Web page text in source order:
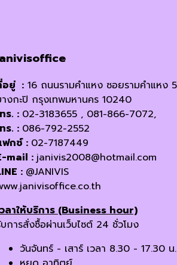
อยู่ : 16 ถนนรามคำแหง ซอยรามคำแหง
งกะปิ กรุงเทพมหานคร 10240
ร. : 02-3183655 , 081-866-7072,
ร. : 086-792-2552
กซ์ : 02-7187449
mail : janivis2008@hotmail.com
: @JANIVIS
ลาให้บริการ (Business hour)
การสั่งซื้อผ่านเว็บไซต์ 24 ชั่วโมง
วันจันทร์ - เสาร์ เวลา 8.30 - 17.30 น.